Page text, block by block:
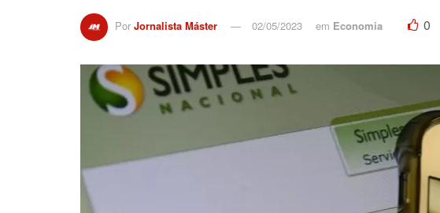
Por Jornalista Máster 02/05/2023 em Economia 0